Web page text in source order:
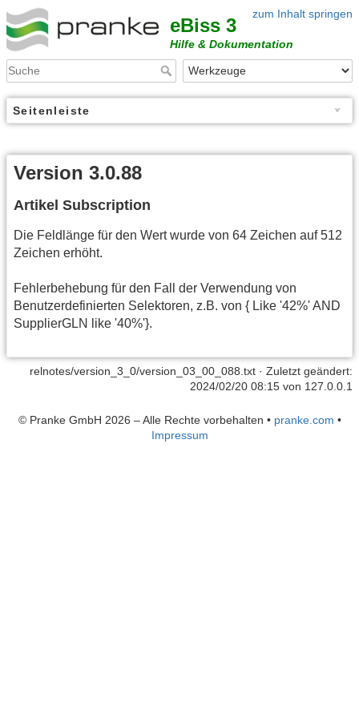
zum Inhalt springen
eBiss 3
Hilfe & Dokumentation
Seitenleiste
Version 3.0.88
Artikel Subscription
Die Feldlänge für den Wert wurde von 64 Zeichen auf 512
Zeichen erhöht.
Fehlerbehebung für den Fall der Verwendung von
Benutzerdefinierten Selektoren, z.B. von { Like '42%' AND
SupplierGLN like '40%'}.
relnotes/version_3_0/version_03_00_088.txt · Zuletzt geändert:
2024/02/20 08:15 von 127.0.0.1
© Pranke GmbH 2026 – Alle Rechte vorbehalten • pranke.com •
Impressum